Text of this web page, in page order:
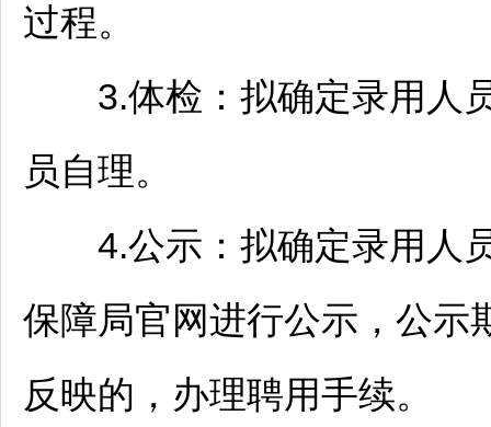
过程。
3.体检：拟确定录用人员
员自理。
4.公示：拟确定录用人员
保障局官网进行公示，公示
反映的，办理聘用手续。